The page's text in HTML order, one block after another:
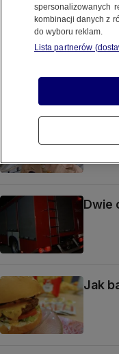
Pobili
Dwie
Jak
spersonalizowanych
kombinacji danych z
do wyboru reklam.
Lista partnerów